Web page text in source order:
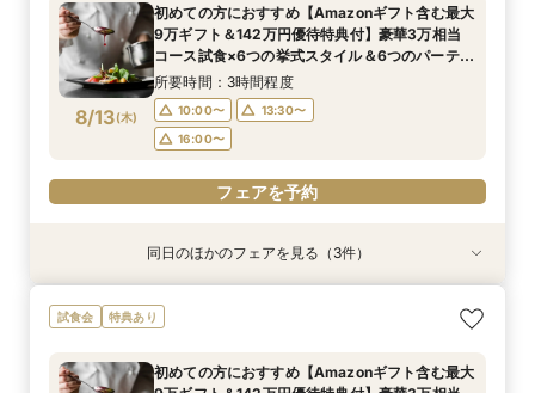
8/12 (水)
所要時間：3時間程度
10:00〜
13:00〜
16:00〜
フェアを予約
8/12 (水)
所要時間：3時間程度
10:00〜
13:00〜
16:00〜
フェアを予約
8/12 (水)
所要時間：3時間程度
10:00〜
13:00〜
16:00〜
フェアを予約
8/13(木)
初めての方におすすめ【Amazonギフト含む最大
9万ギフト＆142万円優待特典付】豪華3万相当
コース試食×6つの挙式スタイル＆6つのパーティ
会場から好みの雰囲気が見つかる♪ まるっと見学
フェア
所要時間：3時間程度
10:00〜
13:30〜
16:00〜
フェアを予約
特典あり
100人100通りの結婚式を/ふたりのやりたい！が
見つかる演出なんでも相談会＜来館5万ギフト＆
所要時間：3時間程度
特典あり
＼ペット婚の年間実績兵庫No.1／ペットと会場見
学OK◎安心のサービス＆設備を体感！ペット用
所要時間：3時間程度
衣装試着 特典あり
【平日BIG♦来館最大5万ギフト&142万優待】花
嫁体験*挙式体験＆最新ブランドドレス試着×人
所要時間：3時間程度
同日のほかのフェアを見る（3件）
試食会 特典あり
初めての方におすすめ【Amazonギフト含む最大